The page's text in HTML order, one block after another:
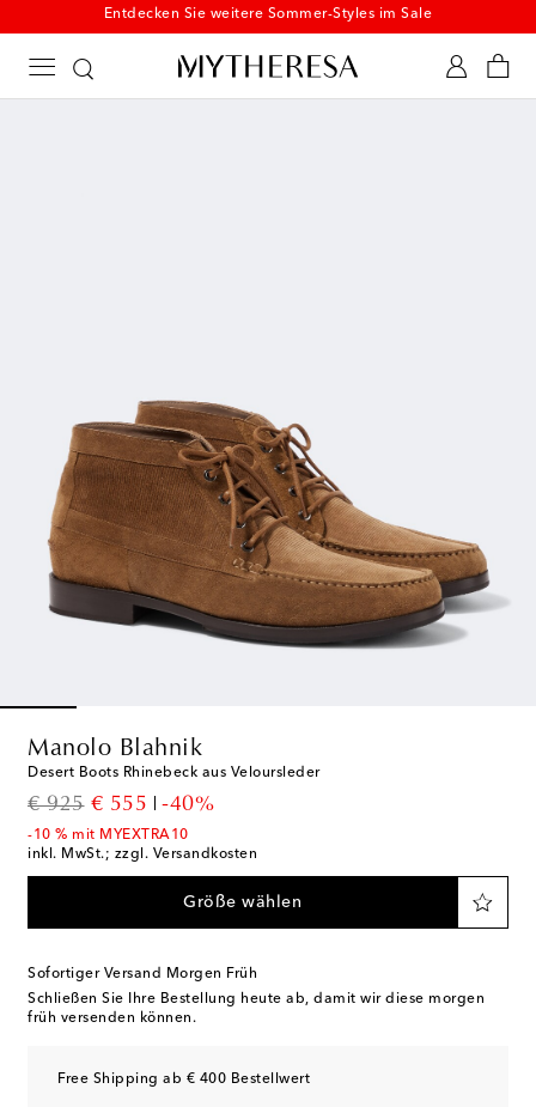
Entdecken Sie weitere Sommer-Styles im Sale
Manolo Blahnik
Desert Boots Rhinebeck aus Veloursleder
€ 925
original price
€ 555
discount price
-40%
-10 % mit MYEXTRA10
inkl. MwSt.; zzgl. Versandkosten
Größe wählen
Sofortiger Versand Morgen Früh
Schließen Sie Ihre Bestellung heute ab, damit wir diese morgen
früh versenden können.
Free Shipping ab € 400 Bestellwert